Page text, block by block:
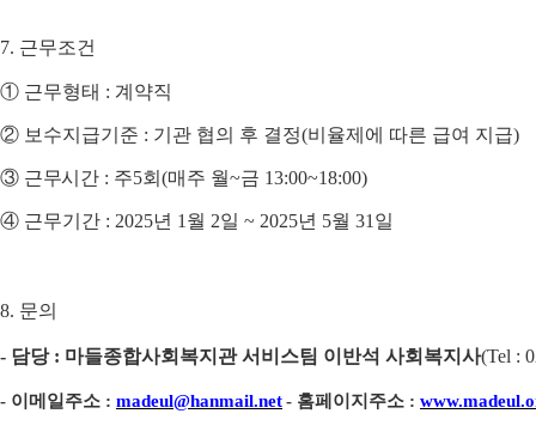
7. 근무조건
① 근무형태 : 계약직
② 보수지급기준 : 기관 협의 후 결정(비율제에 따른 급여 지급)
③ 근무시간 : 주5회 (매주 월~금 13:00~18:00)
④ 근무기간 : 2025년 1월 2일 ~ 2025년 5월 31일
8. 문의
- 담당 : 마들종합사회복지관 서비스팀 이반석 사회복지사(Tel :
- 이메일주소 : madeul@hanmail.net- 홈페이지주소 :